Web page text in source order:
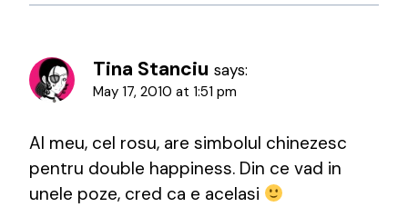
Tina Stanciu says:
May 17, 2010 at 1:51 pm
Al meu, cel rosu, are simbolul chinezesc
pentru double happiness. Din ce vad in
unele poze, cred ca e acelasi